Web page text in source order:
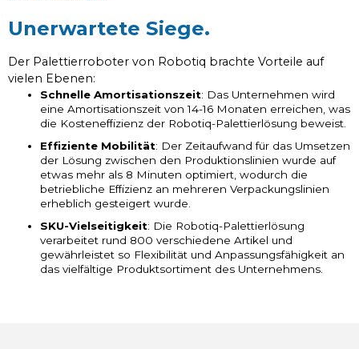
Unerwartete Siege.
Der Palettierroboter von Robotiq brachte Vorteile auf
vielen Ebenen:
Schnelle Amortisationszeit: Das Unternehmen wird
eine Amortisationszeit von 14-16 Monaten erreichen, was
die Kosteneffizienz der Robotiq-Palettierlösung beweist.
Effiziente Mobilität: Der Zeitaufwand für das Umsetzen
der Lösung zwischen den Produktionslinien wurde auf
etwas mehr als 8 Minuten optimiert, wodurch die
betriebliche Effizienz an mehreren Verpackungslinien
erheblich gesteigert wurde.
SKU-Vielseitigkeit: Die Robotiq-Palettierlösung
verarbeitet rund 800 verschiedene Artikel und
gewährleistet so Flexibilität und Anpassungsfähigkeit an
das vielfältige Produktsortiment des Unternehmens.